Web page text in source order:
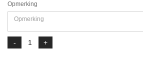
Opmerking